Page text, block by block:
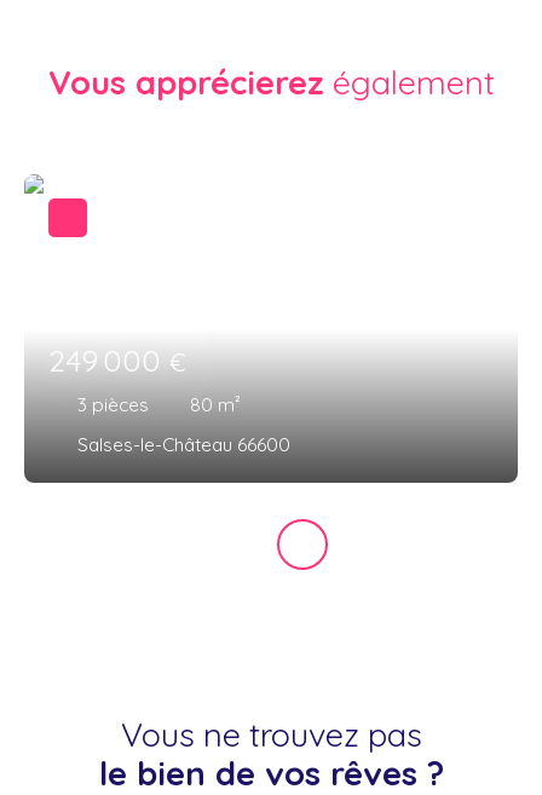
Vous apprécierez également
249 000€
3 pièces 80 m²
Salses-le-Château 66600
Vous ne trouvez pas
le bien de vos rêves ?